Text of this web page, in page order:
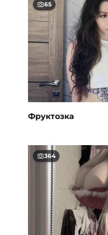
65
Фруктозка
364